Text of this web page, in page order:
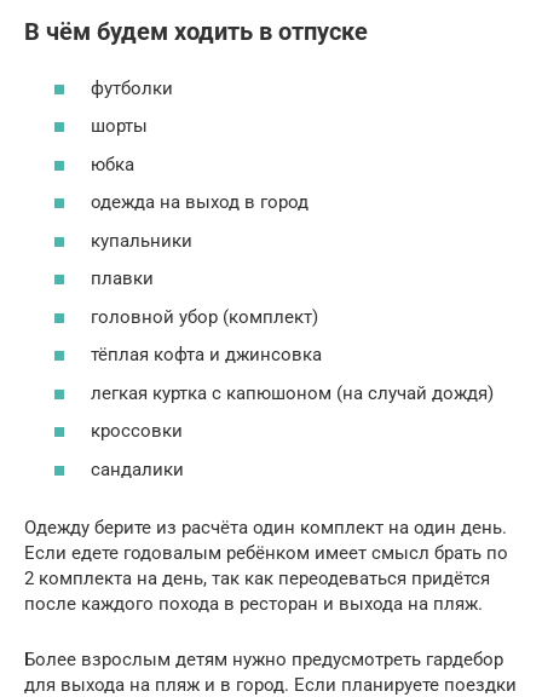
В чём будем ходить в отпуске
футболки
шорты
юбка
одежда на выход в город
купальники
плавки
головной убор (комплект)
тёплая кофта и джинсовка
легкая куртка с капюшоном (на случай дождя)
кроссовки
сандалики
Одежду берите из расчёта один комплект на один день.
Если едете годовалым ребёнком имеет смысл брать по
2 комплекта на день, так как переодеваться придётся
после каждого похода в ресторан и выхода на пляж.
Более взрослым детям нужно предусмотреть гардебор
для выхода на пляж и в город. Если планируете поездки